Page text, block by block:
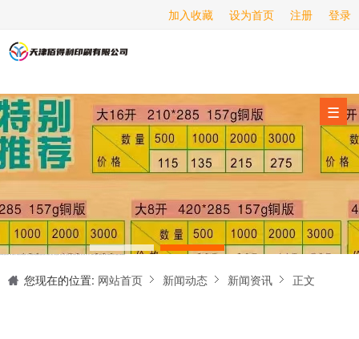
登录
注册
设为首页
加入收藏
☰
海报印刷
服务项目
经营范围
设备展示
新闻动态
关于我们
联系我们
您现在的位置: 网站首页 新闻动态 新闻资讯 正文